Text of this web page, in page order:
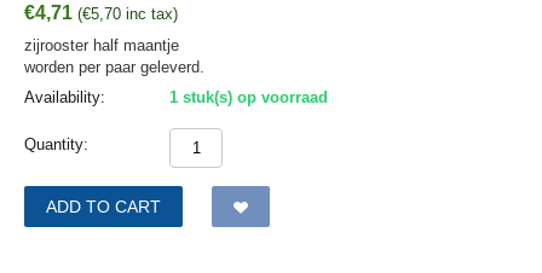
€4,71 (€5,70 inc tax)
zijrooster half maantje
worden per paar geleverd.
Availability:
1 stuk(s) op voorraad
Quantity:
ADD TO CART